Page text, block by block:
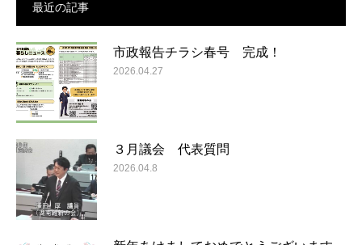
最近の記事
市政報告チラシ春号 完成！
2026.04.27
３月議会 代表質問
2026.04.8